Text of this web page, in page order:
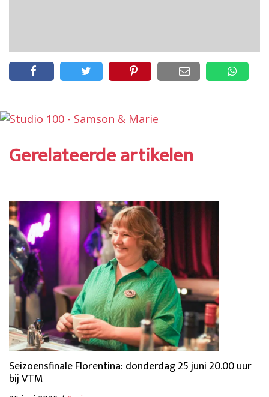
Gerelateerde artikelen
Seizoensfinale Florentina: donderdag 25 juni 20.00 uur
bij VTM